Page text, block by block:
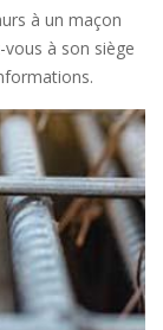
à un maçon
à son siège